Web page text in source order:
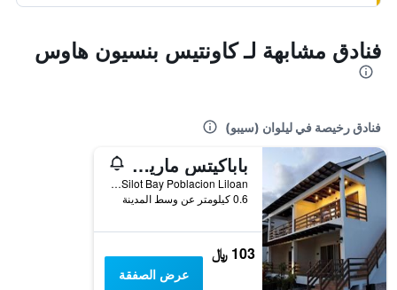
فنادق مشابهة لـ كاونتيس بنسيون هاوس
فنادق رخيصة في ليلوان (سيبو)
باباكيتس مارينا آند فيشينج لاجون بويرد باي كوكوتل
Silot Bay Poblacion Liloan, ليلوان (سيبو), الفلبين
0.6 كيلومتر عن وسط المدينة
103 ﷼
عرض الصفقة